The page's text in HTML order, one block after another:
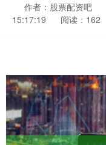
作者：股票配资吧
15:17:19
阅读：162